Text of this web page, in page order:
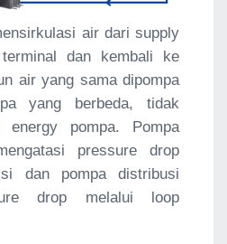
air dari supply
dan kembali ke
air yang sama dipompa
yang berbeda, tidak
energy pompa. Pompa
pressure drop
dan pompa distribusi
drop melalui loop